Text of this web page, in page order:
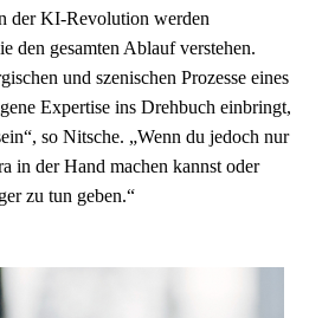
der KI-Revolution werden
den gesamten Ablauf verstehen.
und szenischen Prozesse eines
Expertise ins Drehbuch einbringt,
so Nitsche. „Wenn du jedoch nur
in der Hand machen kannst oder
zu tun geben.“